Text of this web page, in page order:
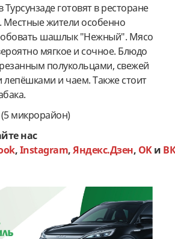
готовят в ресторане
Местные жители особенно
шашлык "Нежный". Мясо
мягкое и сочное. Блюдо
полукольцами, свежей
и чаем. Также стоит
микрорайон)
нас
,Instagram,Яндекс.Дзен, OKи ВК